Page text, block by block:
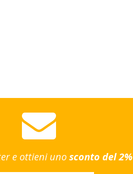
e ottieni unosconto del 2%